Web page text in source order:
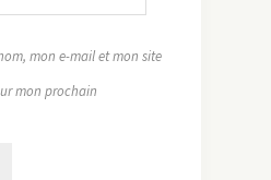
mon e-mail et mon site
mon prochain